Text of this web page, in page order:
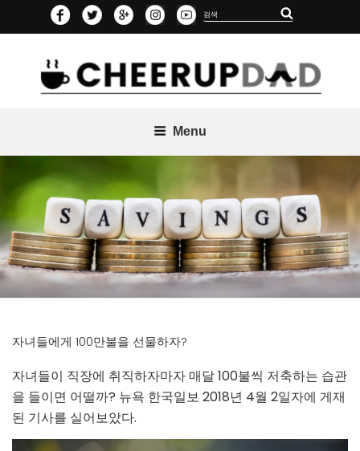
for:
Search
Menu
자녀들에게 100만불을 선물하자?
자녀들이 직장에 취직하자마자 매달 100불씩 저축하는 습관
을 들이면 어떨까? 뉴욕 한국일보 2018년 4월 2일자에 게재
된 기사를 실어보았다.